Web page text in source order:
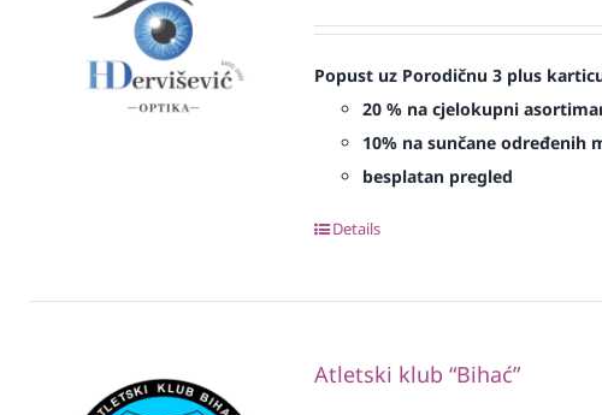
Popust uz Porodičnu 3 plus
20 % na cjelokupni
10% na sunčane određenih
besplatan pregled
Details
Atletski klub “Bihać”